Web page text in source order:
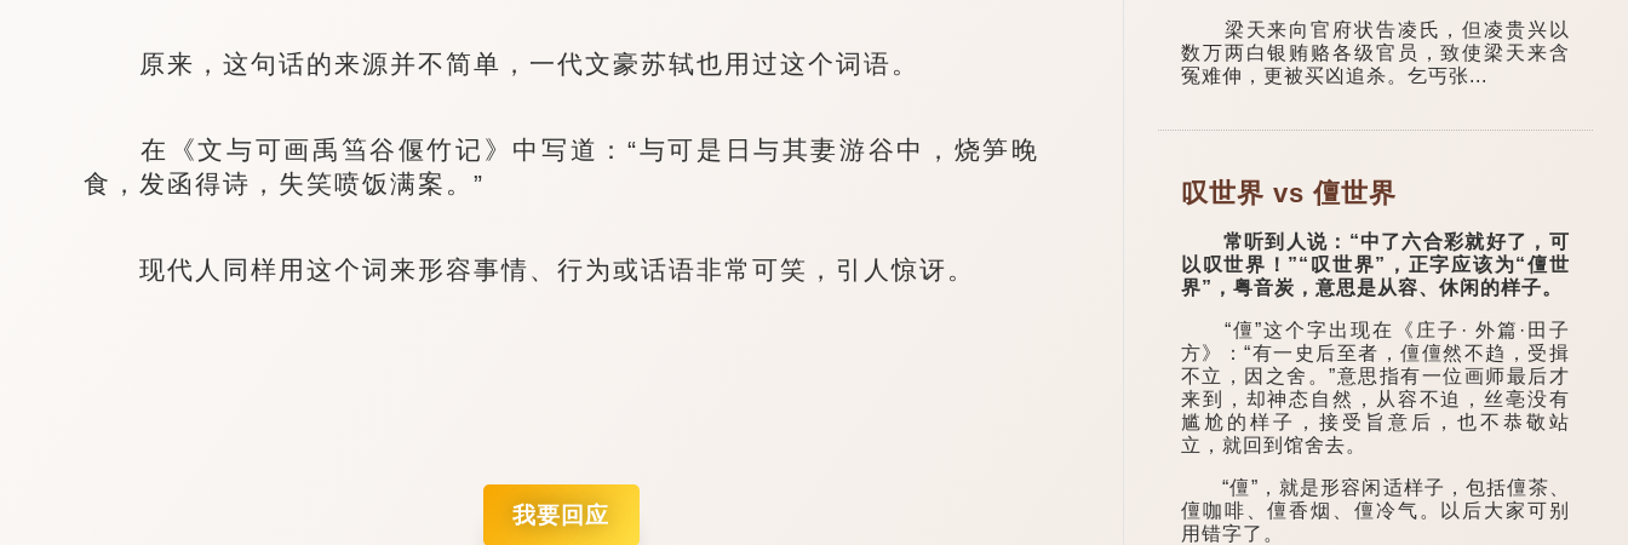
原来，这句话的来源并不简单，一代文豪苏轼也用过这个词语。
在《文与可画禹筜谷偃竹记》中写道：“与可是日与其妻游谷中，烧笋晚
食，发函得诗，失笑喷饭满案。”
现代人同样用这个词来形容事情、行为或话语非常可笑，引人惊讶。
我要回应
梁天来向官府状告凌氏，但凌贵兴以
数万两白银贿赂各级官员，致使梁天来含
冤难伸，更被买凶追杀。乞丐张...
叹世界 vs 儃世界
常听到人说：“中了六合彩就好了，可
以叹世界！”“叹世界”，正字应该为“儃世
界”，粤音炭，意思是从容、休闲的样子。
“儃”这个字出现在《庄子· 外篇·田子
方》：“有一史后至者，儃儃然不趋，受揖
不立，因之舍。”意思指有一位画师最后才
来到，却神态自然，从容不迫，丝亳没有
尴尬的样子，接受旨意后，也不恭敬站
立，就回到馆舍去。
“儃”，就是形容闲适样子，包括儃茶、
儃咖啡、儃香烟、儃冷气。以后大家可别
用错字了。